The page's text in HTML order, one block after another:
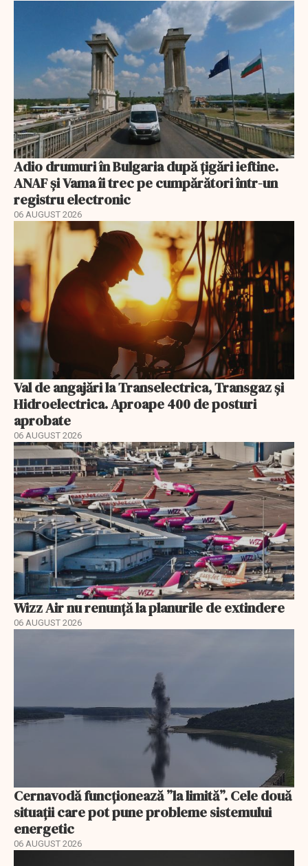
Adio drumuri în Bulgaria după țigări ieftine.
ANAF și Vama îi trec pe cumpărători într-un
registru electronic
06 AUGUST 2026
Val de angajări la Transelectrica, Transgaz și
Hidroelectrica. Aproape 400 de posturi
aprobate
06 AUGUST 2026
Wizz Air nu renunță la planurile de extindere
06 AUGUST 2026
Cernavodă funcționează ”la limită”. Cele două
situații care pot pune probleme sistemului
energetic
06 AUGUST 2026